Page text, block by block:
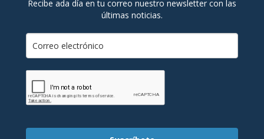
Recibe ada día en tu correo nuestro newsletter con las
últimas noticias.